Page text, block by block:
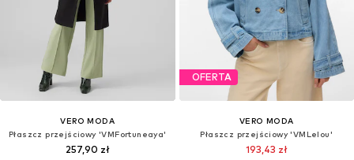
VERO MODA
Płaszcz przejściowy 'VMFortuneaya'
257,90 zł
OFERTA
VERO MODA
Płaszcz przejściowy 'VMLelou'
193,43 zł